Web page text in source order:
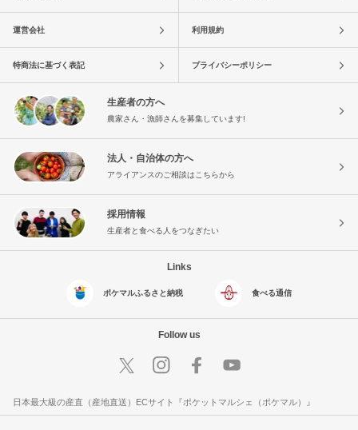
運営会社 利用規約
特商法に基づく表記 プライバシーポリシー
生産者の方へ
農家さん・漁師さんを募集しています!
法人・自治体の方へ
アライアンスのご相談はこちらから
採用情報
生産者と食べる人をつなぎたい
Links
ポケマルふるさと納税 食べる通信
Follow us
日本最大級の産直（産地直送）ECサイト『ポケットマルシェ（ポケマル）』